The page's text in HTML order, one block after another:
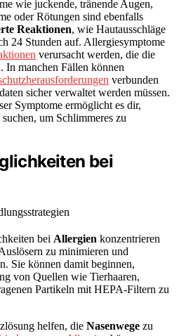
wie juckende, tränende Augen,
oder Rötungen sind ebenfalls
Reaktionen, wie Hautausschläge
24 Stunden auf. Allergiesymptome
verursacht werden, die die
In manchen Fällen können
verbunden
sicher verwaltet werden müssen.
Symptome ermöglicht es dir,
um Schlimmeres zu
bei
bei Allergien konzentrieren
zu minimieren und
Sie können damit beginnen,
von Quellen wie Tierhaaren,
Partikeln mit HEPA-Filtern zu
helfen, die Nasenwege zu